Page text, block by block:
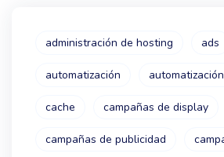
administración de hosting ads
automatización
cache campañas de display
campañas de publicidad